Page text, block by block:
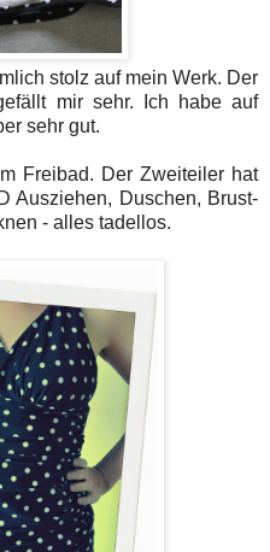
stolz auf mein Werk. Der
mir sehr. Ich habe auf
sehr gut.
Freibad. Der Zweiteiler hat
Ausziehen, Duschen, Brust-
- alles tadellos.